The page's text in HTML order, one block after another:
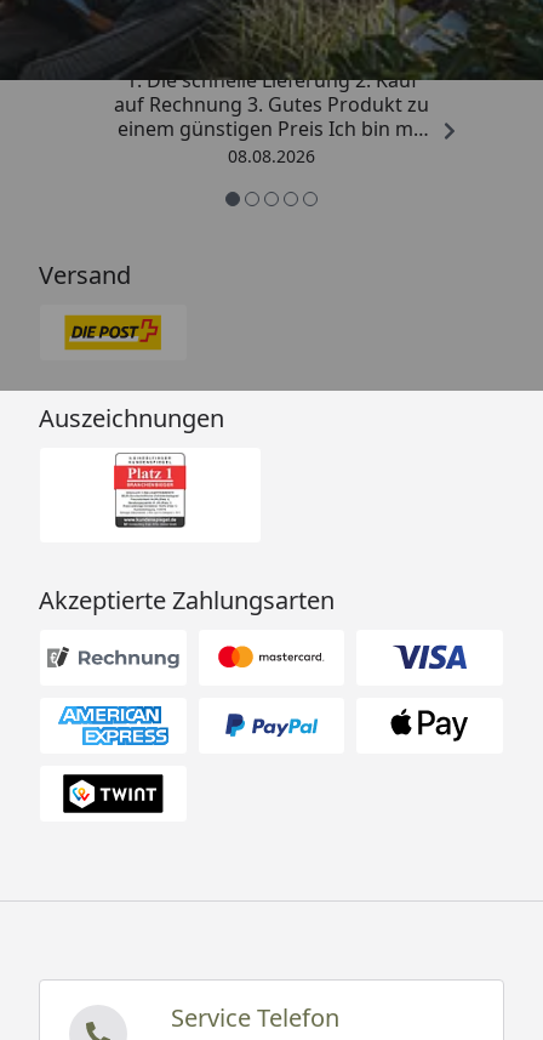
„Besonders gut gefallen hat mir :
1. Die schnelle Lieferung 2. Kauf
auf Rechnung 3. Gutes Produkt zu
einem günstigen Preis Ich bin mit
der Kaufabwicklung sehr
08.08.2026
Versand
Auszeichnungen
Akzeptierte Zahlungsarten
Service Telefon